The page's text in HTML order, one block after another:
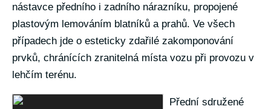
nástavce předního i zadního nárazníku, propojené
plastovým lemováním blatníků a prahů. Ve všech
případech jde o esteticky zdařilé zakomponování
prvků, chránících zranitelná místa vozu při provozu v
lehčím terénu.
Přední sdružené